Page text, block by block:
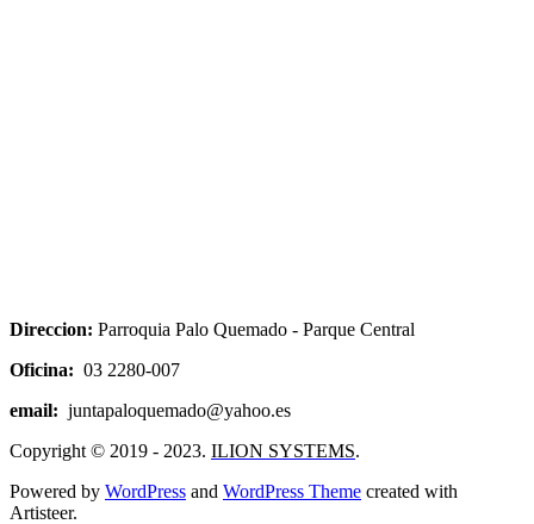
Direccion: Parroquia Palo Quemado - Parque Central
Oficina: 03 2280-007
email: juntapaloquemado@yahoo.es
Copyright © 2019 - 2023. ILION SYSTEMS.
Powered by WordPress and WordPress Theme created with
Artisteer.